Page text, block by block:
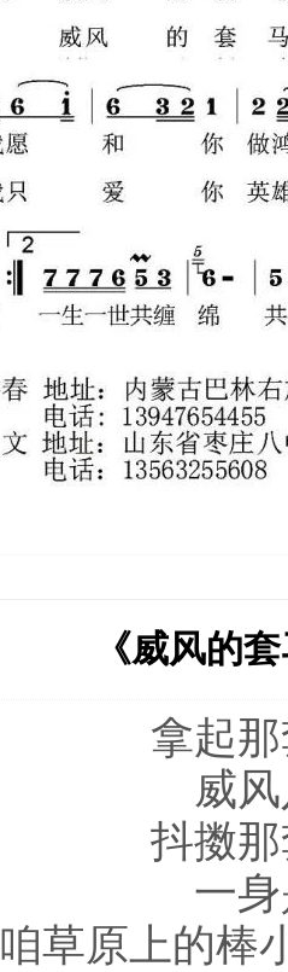
《威风的
拿起
威
抖擞
一
咱草原上的棒